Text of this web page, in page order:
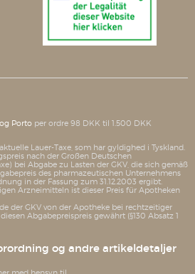
Porto per ordre 98 DKK til 1.500 DKK
Lauer-Taxe, som har gyldighed i Tyskland.
nach der Großen Deutschen
bei Abgabe zu Lasten der GKV, die sich gemäß
des pharmazeutischen Unternehmens
in der Fassung zum 31.12.2003 ergibt.
Arzneimitteln ist dieser Preis für Apotheken
der GKV von der Apotheke bei rechtzeitiger
Abgabepreispreis gewährt (§130 Absatz 1
og andre artikeldetaljer